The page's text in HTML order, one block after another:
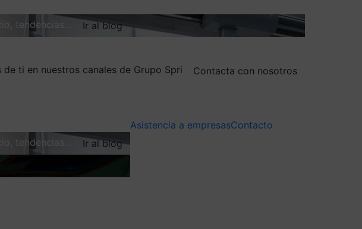
tendencias…
Ir al blog
de ti en nuestros canales de Grupo Spri
Contacta con nosotros
tendencias…
Ir al blog
Asistencia a empresasContacto